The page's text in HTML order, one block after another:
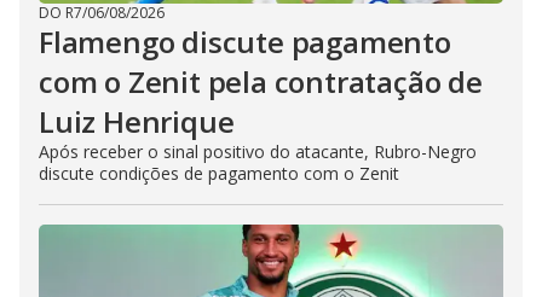
DO R7/06/08/2026
Flamengo discute pagamento
com o Zenit pela contratação de
Luiz Henrique
Após receber o sinal positivo do atacante, Rubro-Negro
discute condições de pagamento com o Zenit